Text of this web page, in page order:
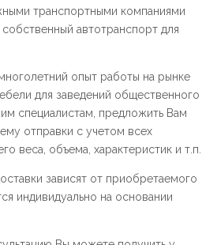
транспортными компаниями
автотранспорт для
опыт работы на рынке
для заведений общественного
специалистам, предложить Вам
отправки с учетом всех
веса, объема, характеристик и т.п.
зависят от приобретаемого
индивидуально на основании